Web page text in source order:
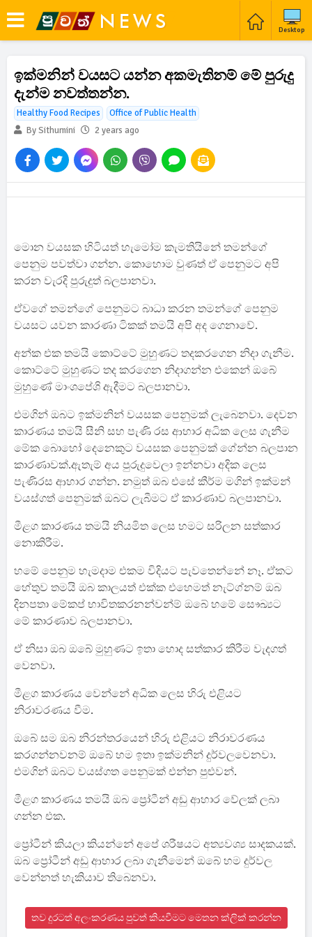
Desktop
ඉක්මනින් වයසට යන්න අකමැතිනම් මේ පුරුදු
දැන්ම නවත්තන්න.
Healthy Food Recipes
Office of Public Health
By Sithumini
2 years ago
මොන වයසක හිටියත් හැමෝම කැමතියිනේ තමන්ගේ
පෙනුම පවත්වා ගන්න. කොහොම වුණත් ඒ පෙනුමට අපි
කරන වැරදි පුරුදුත් බලපානවා.
ඒවගේ තමන්ගේ පෙනුමට බාධා කරන තමන්ගේ පෙනුම
වයසට යවන කාරණා ටිකක් තමයි අපි අද ගෙනාවේ.
අන්ක එක තමයි කොට්ටේ මුහුණට තදකරගෙන නිදා ගැනීම.
කොට්ටේ මුහුණට තද කරගෙන නිදාගන්න එකෙන් ඔබේ
මුහුණේ මාංශපේශි ඇදීමට බලපානවා.
එමගින් ඔබට ඉක්මනින් වයසක පෙනුමක් ලැබෙනවා. දෙවන
කාරණය තමයි සීනි සහ පැණි රස ආහාර අධික ලෙස ගැනීම
මේක බොහෝ දෙනෙකුට වයසක පෙනුමක් ගේන්න බලපාන
කාරණාවක්.ඇතැම් අය පුරුදුවෙලා ඉන්නවා අදික ලෙස
පැණිරස ආහාර ගන්න. නමුත් ඔබ එසේ කීර්ම මගින් ඉක්මන්
වයස්ගත් පෙනුමක් ඔබට ලැබීමට ඒ කාරණාව බලපානවා.
මීළග කාරණය තමයි නියමිත ලෙස හමට සරිලන සත්කාර
නොකිරීම.
හමේ පෙනුම හැමදාම එකම විදියට පැවතෙන්නේ නෑ. ඒකට
හේතුව තමයි ඔබ කාලයත් එක්ක එහෙමත් නැට්ග්නම් ඔබ
දිනපතා මේකප් භාවිතකරනන්වන්ම් ඔබේ හමේ සෞඛ්‍යට
මේ කාරණාව බලපානවා.
ඒ නිසා ඔබ ඔබේ මුහුණට ඉතා හොද සත්කාර කිරීම වැදගත්
වෙනවා.
මීළග කාරණය වෙන්නේ අධික ලෙස හිරු එළියට
නිරාවරණය වීම.
ඔබේ සම ඔබ නිරන්තරයෙන් හිරු එළියට නිරාවරණය
කරගන්නවනම් ඔබේ හම ඉතා ඉක්මනින් දුර්වලවෙනවා.
එමගින් ඔබට වයස්ගත පෙනුමක් එන්න පුළුවන්.
මීළග කාරණය තමයි ඔබ ප්‍රෝටීන් අඩු ආහාර වේලක් ලබා
ගන්න එක.
ප්‍රෝටීන් කියලා කියන්නේ අපේ ශරීෂයට අත්‍යවශ්‍ය සාදකයක්.
ඔබ ප්‍රෝටීන් අඩු ආහාර ලබා ගැනීමෙන් ඔබේ හම දුර්වල
වෙන්නත් හැකියාව තිබෙනවා.
තව දුරටත් අලංකරණය පුවත් කියවීමට මෙතන ක්ලික් කරන්න